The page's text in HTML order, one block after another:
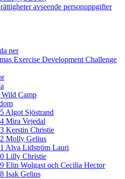
avseende personuppgifter
ner
Exercise Development Challenge
Camp
Algot Sjöstrand
Mira Vejedal
Kerstin Christie
Molly Gelius
Alva Lidström Lauri
Lilly Christie
Elin Wolgast och Cecilia Hector
Isak Gelius